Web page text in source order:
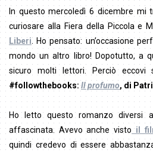
In questo mercoledì 6 dicembre mi
curiosare alla Fiera della Piccola e
Liberi. Ho pensato: un’occasione
mondo un altro libro! Dopotutto, a
sicuro molti lettori. Perciò
#followthebooks:Il profumo, di
Ho letto questo romanzo diversi
affascinata. Avevo anche visto il
quindi credevo di essere